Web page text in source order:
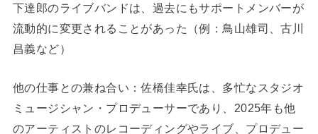
下達郎のライブバンドは、過去にもサポートメンバーが
流動的に変更されることがあった（例：鳥山雄司、古川
昌義など）
他の仕事との兼ね合い：佐橋佳幸氏は、多忙なスタジオ
ミュージシャン・プロデューサーであり、2025年も他
のアーティストのレコーディングやライブ、プロデュー